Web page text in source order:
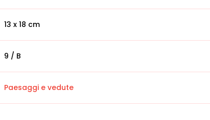
13 x 18 cm
9 / B
Paesaggi e vedute